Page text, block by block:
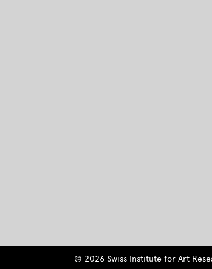
© 2026 Swiss Institute for Art